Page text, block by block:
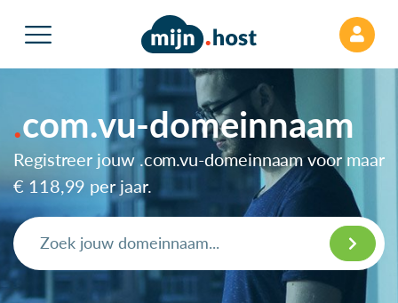
com.vu-domeinnaam
Registreer jouw .com.vu-domeinnaam voor maar
€ 118,99 per jaar.